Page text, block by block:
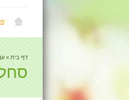
דף בית »